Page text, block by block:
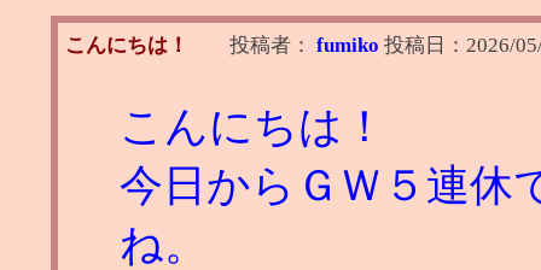
こんにちは！ 投稿者： fumiko 投稿日： 2026/
こんにちは！
今日からＧＷ５連休
ね。